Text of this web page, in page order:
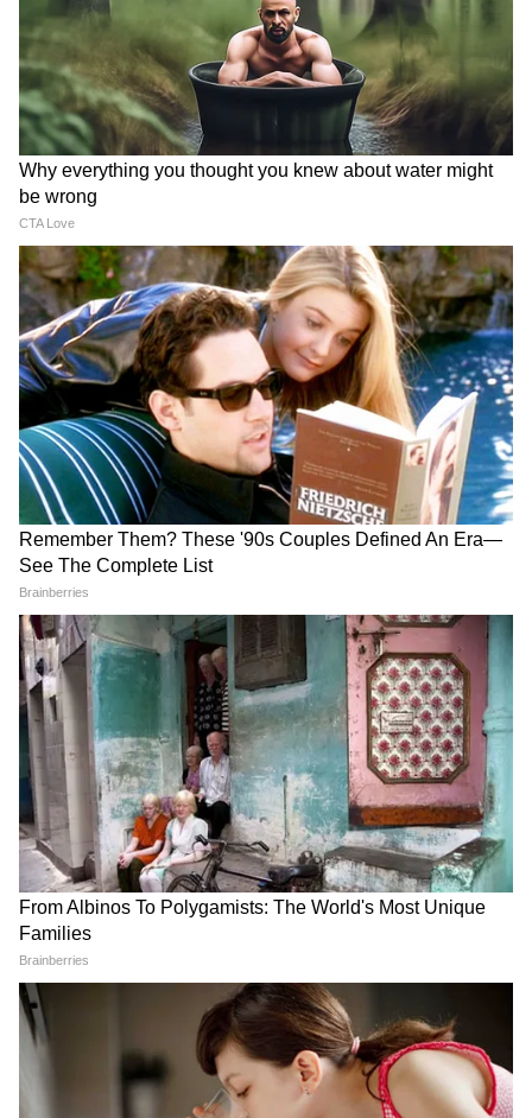
देर रात Rishabh Pant की इस शिकायत पर
CM Pushkar Dhami की पहली प्रतिक्रिया